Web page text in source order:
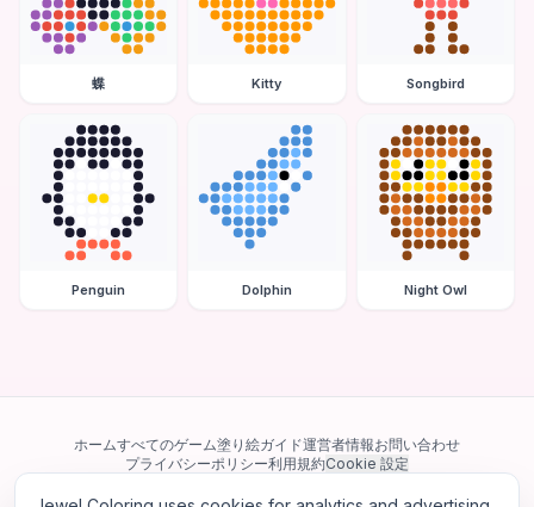
蝶 Kitty Songbird
Penguin Dolphin Night Owl
ホームすべてのゲーム塗り絵ガイド運営者情報お問い合わせ
プライバシーポリシー利用規約Cookie 設定